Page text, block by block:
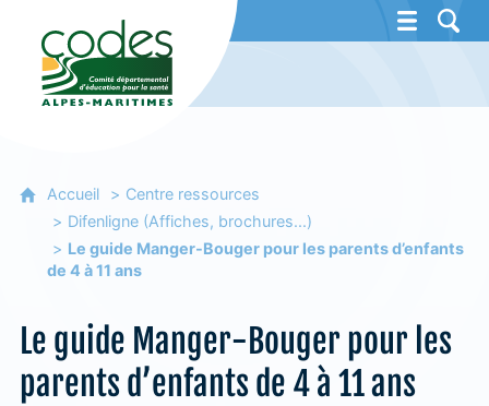
CoDES 06 - Comité départemental
Accueil
Centre ressources
Difenligne (Affiches, brochures...)
Le guide Manger-Bouger pour les parents d’enfants
de 4 à 11 ans
Le guide Manger-Bouger pour les
parents d’enfants de 4 à 11 ans